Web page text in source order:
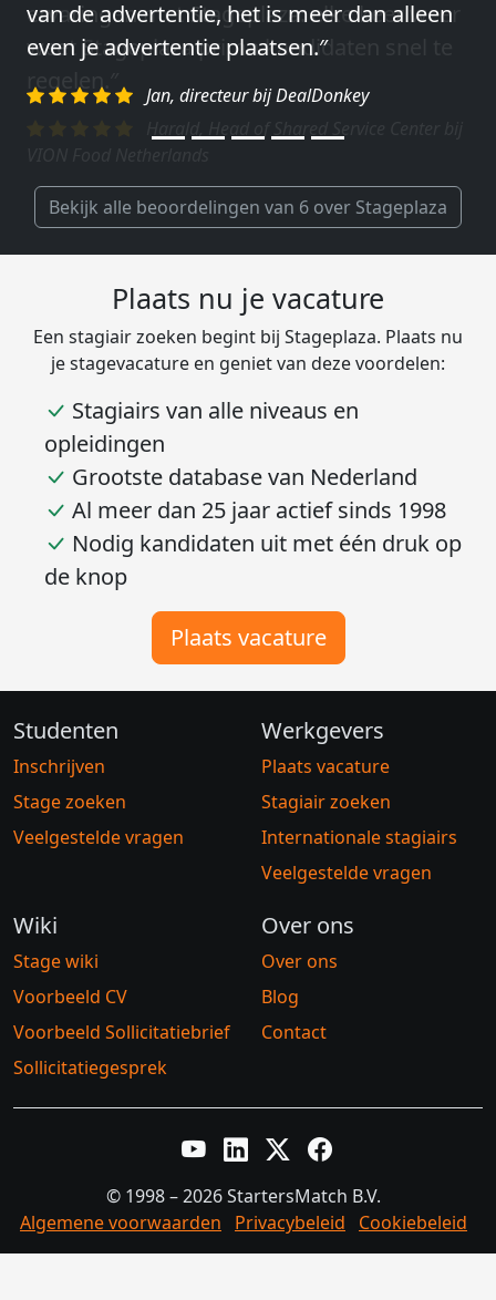
ervaringen met Stageplaza: elke keer weer
weet Stageplaza prima kandidaten snel te
regelen.″
Bekijk alle beoordelingen van 6 over Stageplaza
Plaats nu je vacature
Een stagiair zoeken begint bij Stageplaza. Plaats nu
je stagevacature en geniet van deze voordelen:
Stagiairs van alle niveaus en
opleidingen
Grootste database van Nederland
Al meer dan 25 jaar actief sinds 1998
Nodig kandidaten uit met één druk op
de knop
Plaats vacature
Studenten
Inschrijven
Stage zoeken
Veelgestelde vragen
Werkgevers
Plaats vacature
Stagiair zoeken
Internationale stagiairs
Veelgestelde vragen
Wiki
Stage wiki
Voorbeeld CV
Voorbeeld Sollicitatiebrief
Sollicitatiegesprek
Over ons
Over ons
Blog
Contact
YouTubeLinkedInTwitter XFacebook
© 1998 – 2026 StartersMatch B.V.
Algemene voorwaarden
Privacybeleid Cookiebeleid